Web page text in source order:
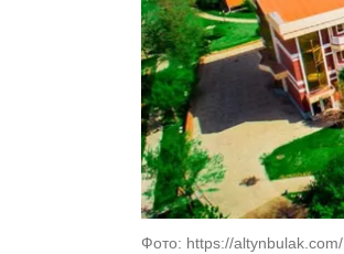
Фото: https://altynbulak.com/